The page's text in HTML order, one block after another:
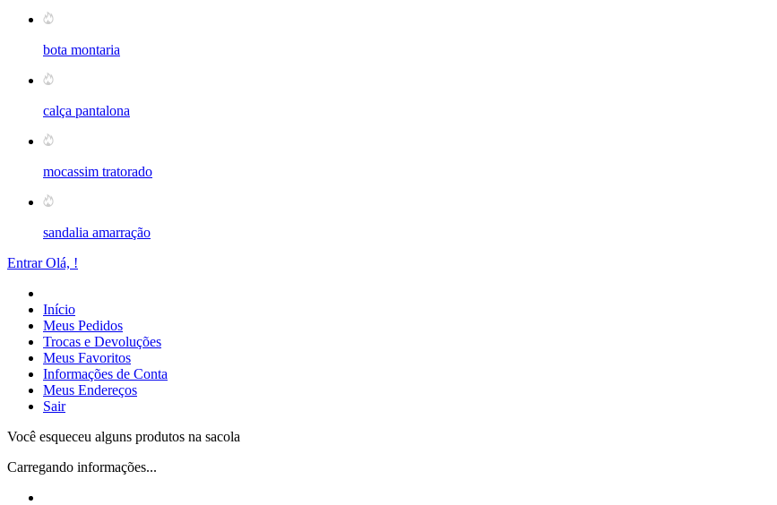
bota montaria
calça pantalona
mocassim tratorado
sandalia amarração
EntrarOlá, !
Início
Meus Pedidos
Trocas e Devoluções
Meus Favoritos
Informações de Conta
Meus Endereços
Sair
Você esqueceu alguns produtos na sacola
Carregando informações...